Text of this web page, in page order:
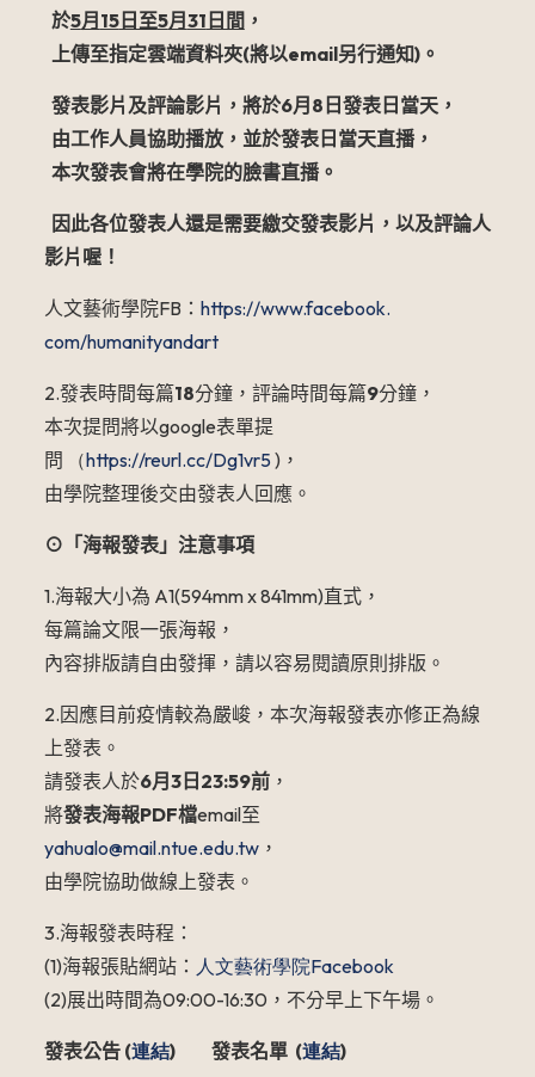
於5月 15日至5月 31 日間 ，
上傳至指定雲端資料夾(將以email另行通知)。
發表影片及評論影片，將於6月 8 日發表日當天，
由工作人員協助播放，並於發表日當天直播，
本次發表會將在學院的臉書直播。
因此各位發表人還是需要繳交發表影片，以及評論人
影片喔！
人文藝術學院FB ： https://www.facebook.
com/humanityandart
2.發表時間每篇18分鐘，評論時間每篇9分鐘，
本次提問將以google表單提
問 （https://reurl.cc/Dg1vr5)，
由學院整理後交由發表人回應。
⊙「海報發表」注意事項
1.海報大小為 A1(594mm x 841mm)直式，
每篇論文限一張海報，
內容排版請自由發揮，請以容易閱讀原則排版。
2.因應目前疫情較為嚴峻，本次海報發表亦修正為線
上發表。
請發表人於6月 3日 23:59前，
將發表海報PDF檔email至
yahualo@mail.ntue.edu.tw，
由學院協助做線上發表。
3.海報發表時程：
(1)海報張貼網站： 人文藝術學院Facebook
(2)展出時間為09:00-16:30 ，不分早上下午場。
發表公告 (連結) 發表名單 (連結)